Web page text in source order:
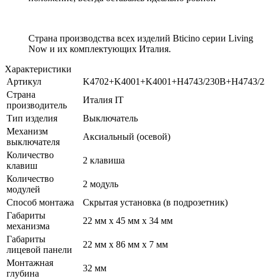
Страна производства всех изделий Bticino серии Living
Now и их комплектующих Италия.
Характеристики
Артикул
K4702+K4001+K4001+H4743/
Страна
производитель
Италия IT
Тип изделия
Выключатель
Механизм
выключателя
Аксиальный (осевой)
Количество
клавиш
2 клавиша
Количество
модулей
2 модуль
Способ монтажа
Скрытая установка (в подрозетник)
Габариты
механизма
22 мм x 45 мм x 34 мм
Габариты
лицевой панели
22 мм x 86 мм x 7 мм
Монтажная
глубина
32 мм